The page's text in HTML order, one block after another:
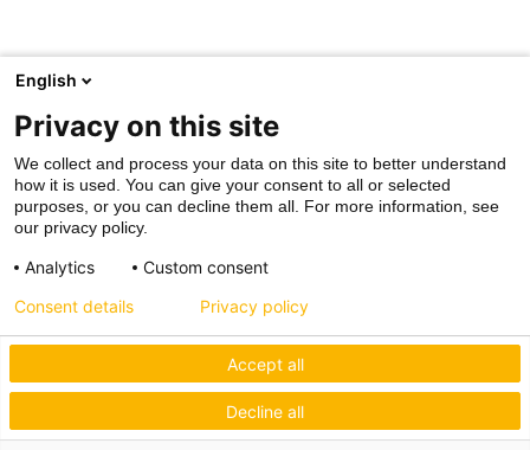
English
Privacy on this site
We collect and process your data on this site to better understand
how it is used. You can give your consent to all or selected
purposes, or you can decline them all. For more information, see
our privacy policy.
Analytics Custom consent
Accept all
Decline all
Consent details Privacy policy